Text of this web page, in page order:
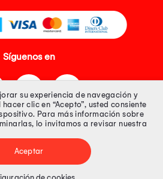
Síguenos en
100% Segura
Nº 20493020618. Todos los derechos
su experiencia de navegación y
clic en “Acepto”, usted consiente
Para más información sobre
lo invitamos a revisar nuestra
Aceptar